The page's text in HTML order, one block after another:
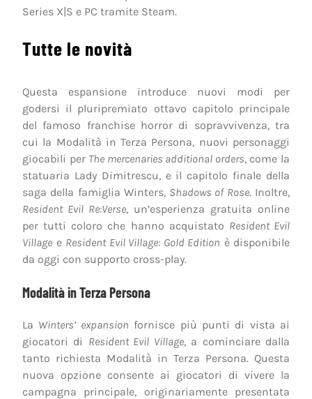
Series X|S e PC tramite Steam.
Tutte le novità
Questa espansione introduce nuovi modi per
godersi il pluripremiato ottavo capitolo principale
del famoso franchise horror di sopravvivenza, tra
cui la Modalità in Terza Persona, nuovi personaggi
giocabili per The mercenaries additional orders, come la
statuaria Lady Dimitrescu, e il capitolo finale della
saga della famiglia Winters, Shadows of Rose. Inoltre,
Resident Evil Re:Verse, un’esperienza gratuita online
per tutti coloro che hanno acquistato Resident Evil
Village e Resident Evil Village: Gold Edition è disponibile
da oggi con supporto cross-play.
Modalità in Terza Persona
La Winters’ expansion fornisce più punti di vista ai
giocatori di Resident Evil Village, a cominciare dalla
tanto richiesta Modalità in Terza Persona. Questa
nuova opzione consente ai giocatori di vivere la
campagna principale, originariamente presentata